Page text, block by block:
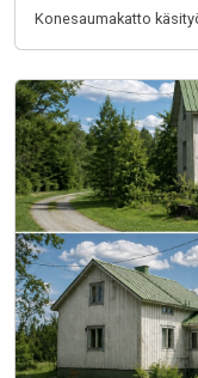
Konesaumakatto